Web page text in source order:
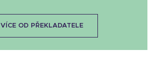
VÍCE OD PŘEKLADATELE